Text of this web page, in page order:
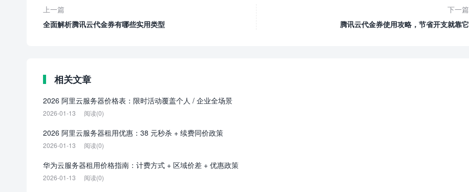
上一篇
全面解析腾讯云代金券有哪些实用类型
下一篇
腾讯云代金券使用攻略，节省开支就靠它
相关文章
2026 阿里云服务器价格表：限时活动覆盖个人 / 企业全场景
2026-01-13 阅读(0)
2026 阿里云服务器租用优惠：38 元秒杀 + 续费同价政策
2026-01-13 阅读(0)
华为云服务器租用价格指南：计费方式 + 区域价差 + 优惠政策
2026-01-13 阅读(0)